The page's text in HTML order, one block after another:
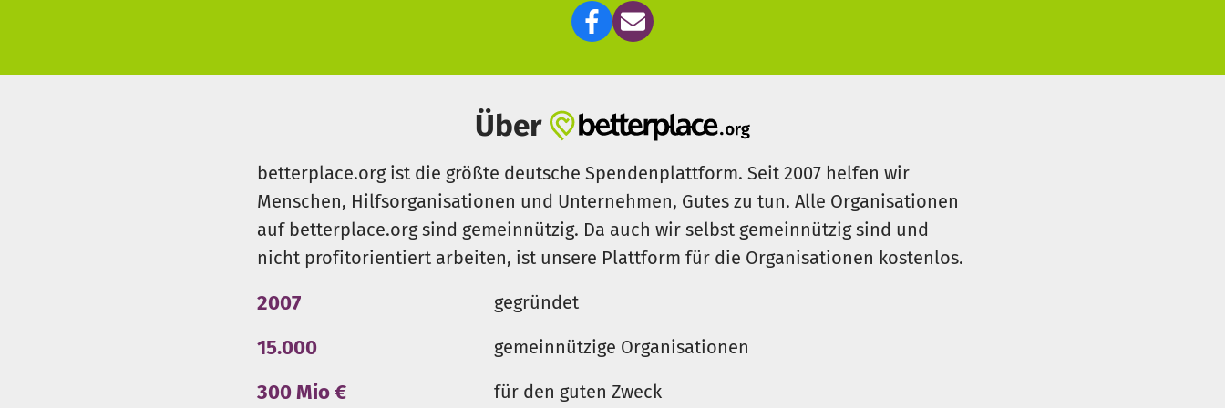
Hierfür haben wir auf dieser Seite unsere Großprojekte angelegt, die neben den alltäglichen Nebenkosten,
Fütterungskosten und Tierarztkosten, ebenfalls anfallen.
Über
betterplace.org ist die größte deutsche Spendenplattform. Seit 2007 helfen wir
Menschen, Hilfsorganisationen und Unternehmen, Gutes zu tun. Alle Organisationen
auf betterplace.org sind gemeinnützig. Da auch wir selbst gemeinnützig sind und
nicht profitorientiert arbeiten, ist unsere Plattform für die Organisationen kostenlos.
2007 gegründet
15.000 gemeinnützige Organisationen
300 Mio € für den guten Zweck